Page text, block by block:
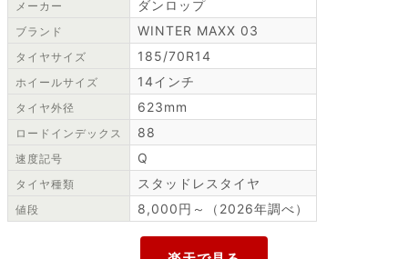
メーカー ダンロップ
ブランド WINTER MAXX 03
タイヤサイズ 185/70R14
ホイールサイズ 14インチ
タイヤ外径 623mm
ロードインデックス 88
速度記号 Q
タイヤ種類 スタッドレスタイヤ
値段 8,000円～（2026年調べ）